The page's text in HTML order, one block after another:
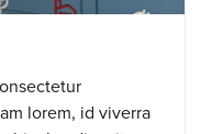
lorem, id viverra